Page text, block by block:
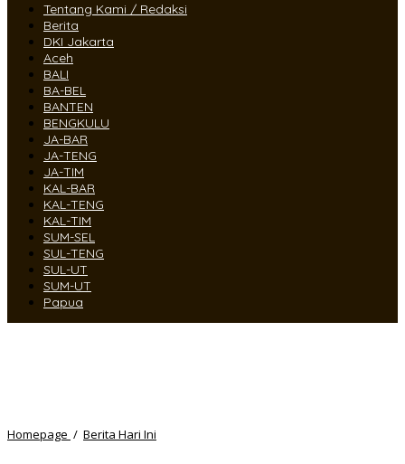
Tentang Kami / Redaksi
Berita
DKI Jakarta
Aceh
BALI
BA-BEL
BANTEN
BENGKULU
JA-BAR
JA-TENG
JA-TIM
KAL-BAR
KAL-TENG
KAL-TIM
SUM-SEL
SUL-TENG
SUL-UT
SUM-UT
Papua
Homepage / Berita Hari Ini